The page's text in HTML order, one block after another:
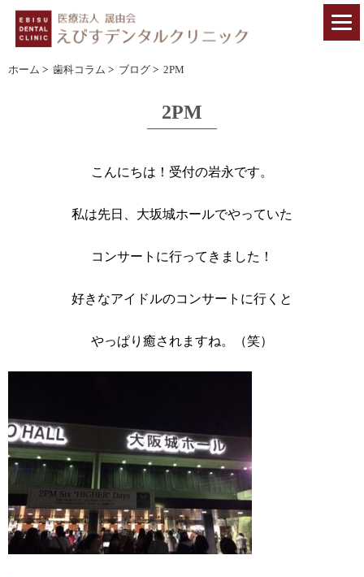
ホーム > 歯科コラム > ブログ > 2PM
2PM
こんにちは！受付の岩永です。
私は先日、大坂城ホールでやっていた
コンサートに行ってきました！
好きなアイドルのコンサートに行くと
やっぱり癒されますね。（笑）